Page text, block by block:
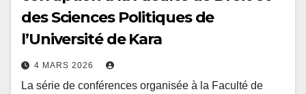
des Sciences Politiques de
l’Université de Kara
4 MARS 2026
La série de conférences organisée à la Faculté de